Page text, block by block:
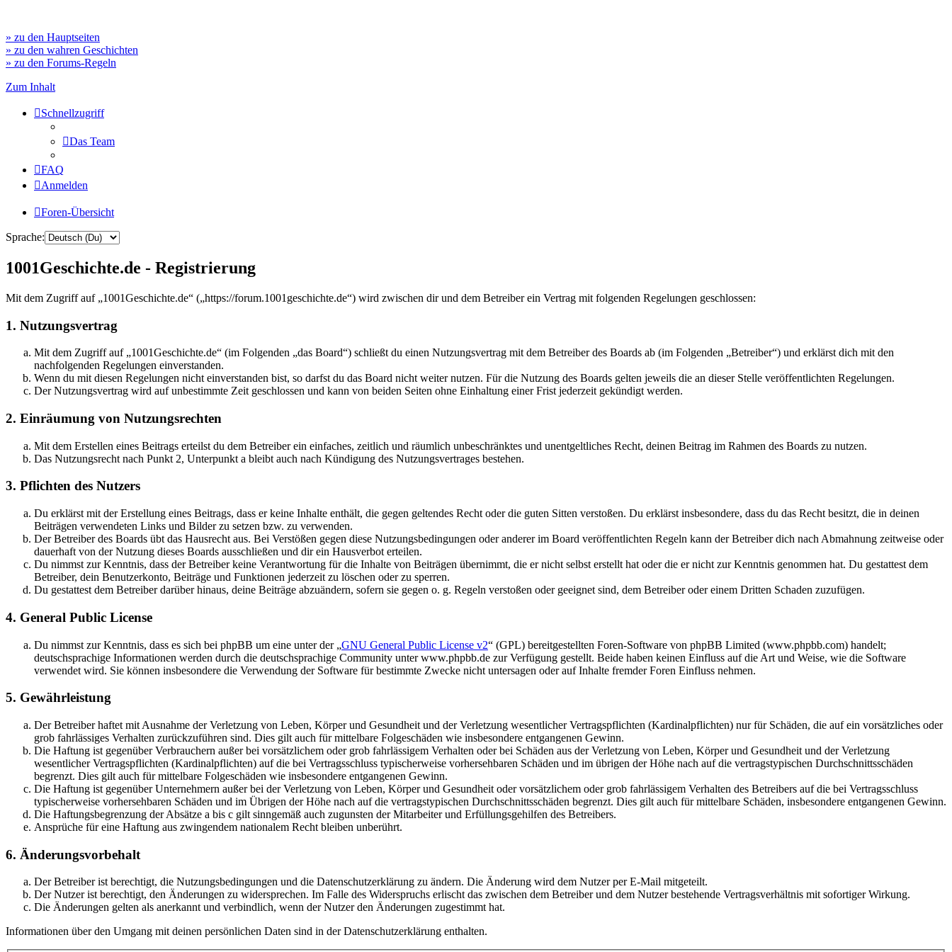
» zu den Hauptseiten
» zu den wahren Geschichten
» zu den Forums-Regeln
Zum Inhalt
Schnellzugriff
Das Team
FAQ
Anmelden
Foren-Übersicht
Sprache:
1001Geschichte.de - Registrierung
Mit dem Zugriff auf „1001Geschichte.de“ („https://forum.1001geschichte.de“) wird zwischen dir und dem Betreiber ein Vertrag mit folgenden Regelungen geschlossen:
1. Nutzungsvertrag
Mit dem Zugriff auf „1001Geschichte.de“ (im Folgenden „das Board“) schließt du einen Nutzungsvertrag mit dem Betreiber des Boards ab (im Folgenden „Betreiber“) und erklärst dich mit den
nachfolgenden Regelungen einverstanden.
Wenn du mit diesen Regelungen nicht einverstanden bist, so darfst du das Board nicht weiter nutzen. Für die Nutzung des Boards gelten jeweils die an dieser Stelle veröffentlichten Regelungen.
Der Nutzungsvertrag wird auf unbestimmte Zeit geschlossen und kann von beiden Seiten ohne Einhaltung einer Frist jederzeit gekündigt werden.
2. Einräumung von Nutzungsrechten
Mit dem Erstellen eines Beitrags erteilst du dem Betreiber ein einfaches, zeitlich und räumlich unbeschränktes und unentgeltliches Recht, deinen Beitrag im Rahmen des Boards zu nutzen.
Das Nutzungsrecht nach Punkt 2, Unterpunkt a bleibt auch nach Kündigung des Nutzungsvertrages bestehen.
3. Pflichten des Nutzers
Du erklärst mit der Erstellung eines Beitrags, dass er keine Inhalte enthält, die gegen geltendes Recht oder die guten Sitten verstoßen. Du erklärst insbesondere, dass du das Recht besitzt, die in deinen
Beiträgen verwendeten Links und Bilder zu setzen bzw. zu verwenden.
Der Betreiber des Boards übt das Hausrecht aus. Bei Verstößen gegen diese Nutzungsbedingungen oder anderer im Board veröffentlichten Regeln kann der Betreiber dich nach Abmahnung zeitweise oder
dauerhaft von der Nutzung dieses Boards ausschließen und dir ein Hausverbot erteilen.
Du nimmst zur Kenntnis, dass der Betreiber keine Verantwortung für die Inhalte von Beiträgen übernimmt, die er nicht selbst erstellt hat oder die er nicht zur Kenntnis genommen hat. Du gestattest dem
Betreiber, dein Benutzerkonto, Beiträge und Funktionen jederzeit zu löschen oder zu sperren.
Du gestattest dem Betreiber darüber hinaus, deine Beiträge abzuändern, sofern sie gegen o. g. Regeln verstoßen oder geeignet sind, dem Betreiber oder einem Dritten Schaden zuzufügen.
4. General Public License
Du nimmst zur Kenntnis, dass es sich bei phpBB um eine unter der „GNU General Public License v2“ (GPL) bereitgestellten Foren-Software von phpBB Limited (www.phpbb.com) handelt;
deutschsprachige Informationen werden durch die deutschsprachige Community unter www.phpbb.de zur Verfügung gestellt. Beide haben keinen Einfluss auf die Art und Weise, wie die Software
verwendet wird. Sie können insbesondere die Verwendung der Software für bestimmte Zwecke nicht untersagen oder auf Inhalte fremder Foren Einfluss nehmen.
5. Gewährleistung
Der Betreiber haftet mit Ausnahme der Verletzung von Leben, Körper und Gesundheit und der Verletzung wesentlicher Vertragspflichten (Kardinalpflichten) nur für Schäden, die auf ein vorsätzliches oder
grob fahrlässiges Verhalten zurückzuführen sind. Dies gilt auch für mittelbare Folgeschäden wie insbesondere entgangenen Gewinn.
Die Haftung ist gegenüber Verbrauchern außer bei vorsätzlichem oder grob fahrlässigem Verhalten oder bei Schäden aus der Verletzung von Leben, Körper und Gesundheit und der Verletzung
wesentlicher Vertragspflichten (Kardinalpflichten) auf die bei Vertragsschluss typischerweise vorhersehbaren Schäden und im übrigen der Höhe nach auf die vertragstypischen Durchschnittsschäden
begrenzt. Dies gilt auch für mittelbare Folgeschäden wie insbesondere entgangenen Gewinn.
Die Haftung ist gegenüber Unternehmern außer bei der Verletzung von Leben, Körper und Gesundheit oder vorsätzlichem oder grob fahrlässigem Verhalten des Betreibers auf die bei Vertragsschluss
typischerweise vorhersehbaren Schäden und im Übrigen der Höhe nach auf die vertragstypischen Durchschnittsschäden begrenzt. Dies gilt auch für mittelbare Schäden, insbesondere entgangenen Gewinn.
Die Haftungsbegrenzung der Absätze a bis c gilt sinngemäß auch zugunsten der Mitarbeiter und Erfüllungsgehilfen des Betreibers.
Ansprüche für eine Haftung aus zwingendem nationalem Recht bleiben unberührt.
6. Änderungsvorbehalt
Der Betreiber ist berechtigt, die Nutzungsbedingungen und die Datenschutzerklärung zu ändern. Die Änderung wird dem Nutzer per E-Mail mitgeteilt.
Der Nutzer ist berechtigt, den Änderungen zu widersprechen. Im Falle des Widerspruchs erlischt das zwischen dem Betreiber und dem Nutzer bestehende Vertragsverhältnis mit sofortiger Wirkung.
Die Änderungen gelten als anerkannt und verbindlich, wenn der Nutzer den Änderungen zugestimmt hat.
Informationen über den Umgang mit deinen persönlichen Daten sind in der Datenschutzerklärung enthalten.